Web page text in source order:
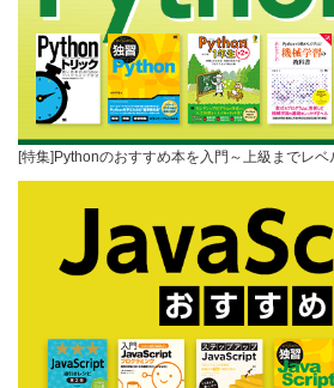
[特集]Pythonのおすすめ本を入門～上級までレ